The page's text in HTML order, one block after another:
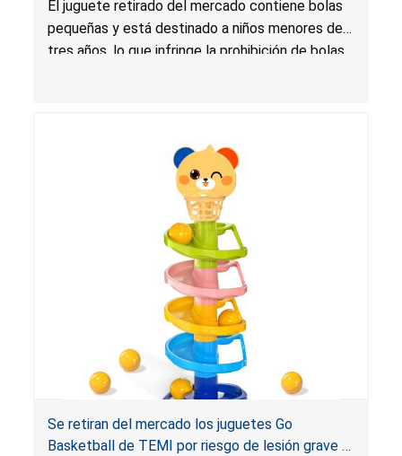
vendidos en Shein por STWUQIKONG
El juguete retirado del mercado contiene bolas
pequeñas y está destinado a niños menores de
tres años, lo que infringe la prohibición de bolas
Se retiran del mercado los juguetes Go
Basketball de TEMI por riesgo de lesión grave o